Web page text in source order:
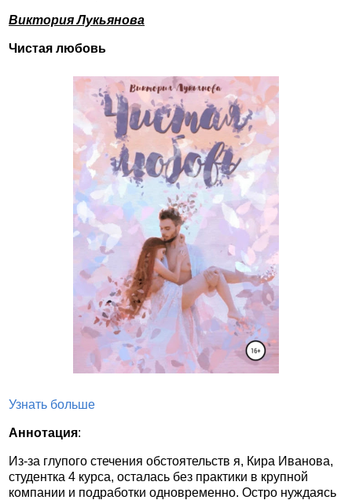
Виктория Лукьянова
Чистая любовь
Узнать больше
Аннотация:
Из-за глупого стечения обстоятельств я, Кира Иванова,
студентка 4 курса, осталась без практики в крупной
компании и подработки одновременно. Остро нуждаясь